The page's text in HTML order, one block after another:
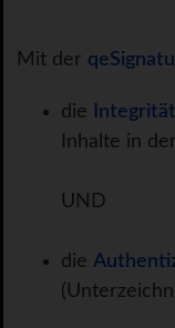
Mit der
die
Inhalte in
UND
die